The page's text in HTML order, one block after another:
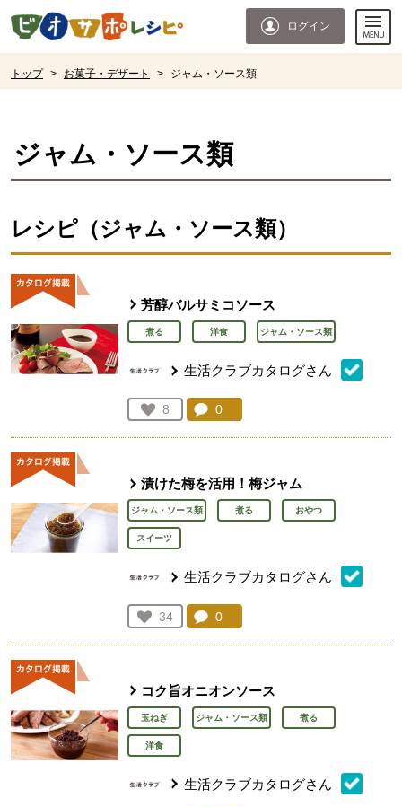
ページの先頭です。
ログイン
トップ > お菓子・デザート > ジャム・ソース類
ジャム・ソース類
レシピ（ジャム・ソース類）
芳醇バルサミコソース
煮る 洋食 ジャム・ソース類
生活クラブカタログさん
お気に入り登録：
8
人が登録
コメント：
0
漬けた梅を活用！梅ジャム
ジャム・ソース類 煮る おやつ
スイーツ
生活クラブカタログさん
お気に入り登録：
34
人が登録
コメント：
0
コク旨オニオンソース
玉ねぎ ジャム・ソース類 煮る
洋食
生活クラブカタログさん